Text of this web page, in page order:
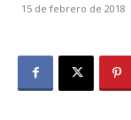
15 de febrero de 2018